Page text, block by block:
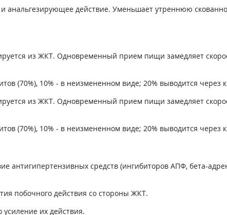
действие. Уменьшает утреннюю
из ЖКТ. Одновременный прием пищи замедляет
(70%), 10% - в неизмененном виде; 20% выводится через
из ЖКТ. Одновременный прием пищи замедляет
(70%), 10% - в неизмененном виде; 20% выводится через
средств (ингибиторов АПФ, бета-
побочного действия со стороны ЖКТ.
их действия.